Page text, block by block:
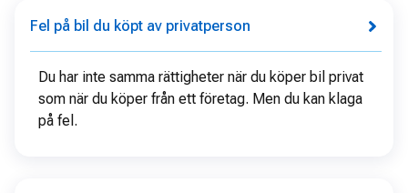
Fel på bil du köpt av privatperson
Du har inte samma rättigheter när du köper bil privat
som när du köper från ett företag. Men du kan klaga
på fel.